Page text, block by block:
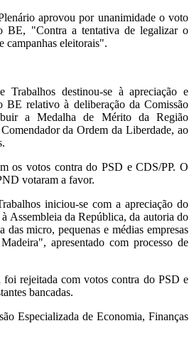
aprovou por unanimidade o voto
BE, "Contra a tentativa de legalizar o
campanhas eleitorais".
destinou-se à apreciação e
BE relativo à deliberação da Comissão
a Medalha de Mérito da Região
da Ordem da Liberdade, ao
os votos contra do PSD e CDS/PP. O
votaram a favor.
iniciou-se com a apreciação do
Assembleia da República, da autoria do
das micro, pequenas e médias empresas
apresentado com processo de
foi rejeitada com votos contra do PSD e
bancadas.
Especializada de Economia, Finanças